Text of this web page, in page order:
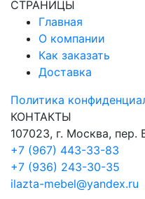
СТРАНИЦЫ
Главная
О компании
Как заказать
Доставка
Политика
КОНТАКТЫ
107023, г. Москва, пер.
+7 (967) 443-33-83
+7 (936) 243-30-35
ilazta-mebel@yandex.ru